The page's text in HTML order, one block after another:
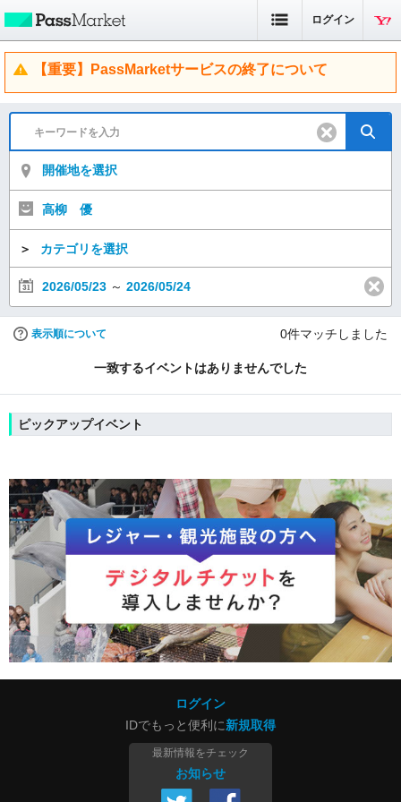
ログイン
【重要】PassMarketサービスの終了について
開催地を選択
高柳 優
＞ カテゴリを選択
2026/05/23 ～ 2026/05/24
表示順について 0件マッチしました
一致するイベントはありませんでした
ピックアップイベント
ログイン
IDでもっと便利に新規取得
最新情報をチェック
お知らせ